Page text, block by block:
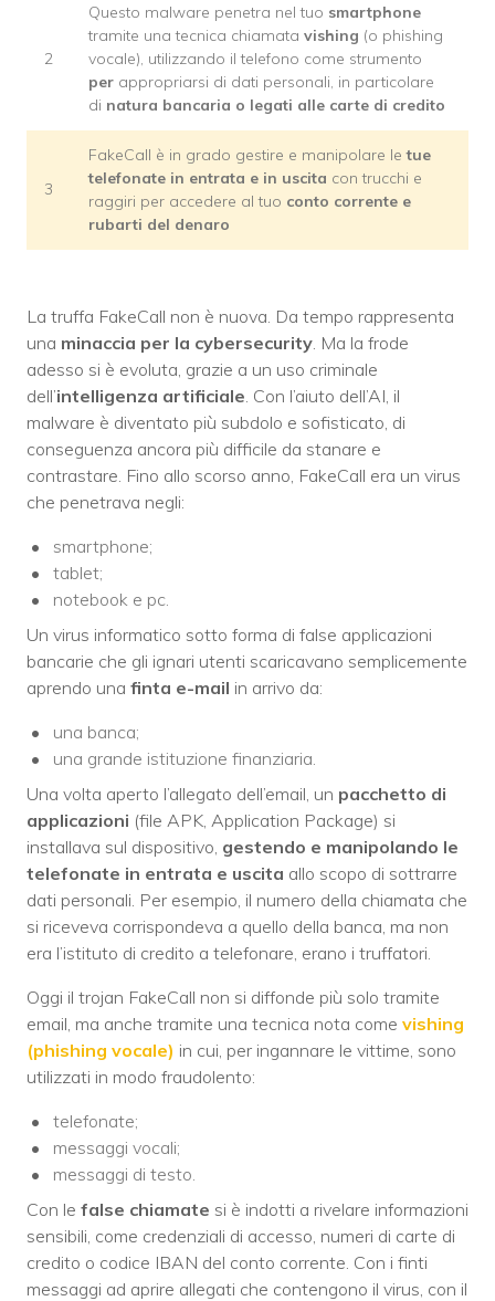
2
Questo malware penetra nel tuo smartphone
tramite una tecnica chiamata vishing (o phishing
vocale), utilizzando il telefono come strumento
per appropriarsi di dati personali, in particolare
di natura bancaria o legati alle carte di credito
3
FakeCall è in grado gestire e manipolare letue
telefonate in entrata e in uscita con trucchi e
raggiri per accedere al tuo conto corrente e
rubarti del denaro
La truffa FakeCall non è nuova. Da tempo rappresenta
una minaccia per la cybersecurity . Ma la frode
adesso si è evoluta, grazie a un uso criminale
dell’intelligenza artificiale . Con l’aiuto dell’AI, il
malware è diventato più subdolo e sofisticato, di
conseguenza ancora più difficile da stanare e
contrastare. Fino allo scorso anno, FakeCall era un virus
che penetrava negli:
smartphone;
tablet;
notebook e pc.
Un virus informatico sotto forma di false applicazioni
bancarie che gli ignari utenti scaricavano semplicemente
aprendo una finta e-mail in arrivo da:
una banca;
una grande istituzione finanziaria.
Una volta aperto l’allegato dell’email, un pacchetto di
applicazioni (file APK, Application Package) si
installava sul dispositivo, gestendo e manipolando le
telefonate in entrata e uscita allo scopo di sottrarre
dati personali. Per esempio, il numero della chiamata che
si riceveva corrispondeva a quello della banca, ma non
era l’istituto di credito a telefonare, erano i truffatori.
Oggi il trojan FakeCall non si diffonde più solo tramite
email, ma anche tramite una tecnica nota come vishing
(phishing vocale) in cui, per ingannare le vittime, sono
utilizzati in modo fraudolento:
telefonate;
messaggi vocali;
messaggi di testo.
Con le false chiamate si è indotti a rivelare informazioni
sensibili, come credenziali di accesso, numeri di carte di
credito o codice IBAN del conto corrente. Con i finti
messaggi ad aprire allegati che contengono il virus, con il